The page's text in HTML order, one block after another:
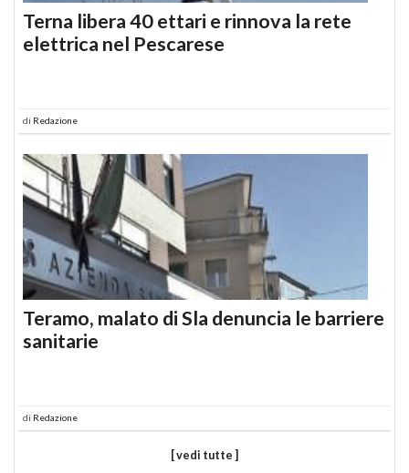
Terna libera 40 ettari e rinnova la rete
elettrica nel Pescarese
di Redazione
Teramo, malato di Sla denuncia le barriere
sanitarie
di Redazione
[ vedi tutte ]